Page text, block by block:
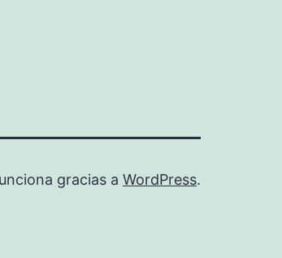
gracias a WordPress.